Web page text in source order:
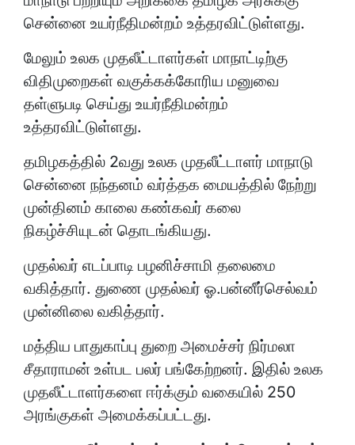
சென்னை உயர்நீதிமன்றம் உத்தரவிட்டுள்ளது.
மேலும் உலக முதலீட்டாளர்கள் மாநாட்டிற்கு
விதிமுறைகள் வகுக்கக்கோரிய மனுவை
தள்ளுபடி செய்து உயர்நீதிமன்றம்
உத்தரவிட்டுள்ளது.
தமிழகத்தில் 2வது உலக முதலீட்டாளர் மாநாடு
சென்னை நந்தனம் வர்த்தக மையத்தில் நேற்று
முன்தினம் காலை கண்கவர் கலை
நிகழ்ச்சியுடன் தொடங்கியது.
முதல்வர் எடப்பாடி பழனிச்சாமி தலைமை
வகித்தார். துணை முதல்வர் ஓ.பன்னீர்செல்வம்
முன்னிலை வகித்தார்.
மத்திய பாதுகாப்பு துறை அமைச்சர் நிர்மலா
சீதாராமன் உள்பட பலர் பங்கேற்றனர். இதில் உலக
முதலீட்டாளர்களை ஈர்க்கும் வகையில் 250
அரங்குகள் அமைக்கப்பட்டது.